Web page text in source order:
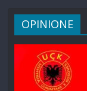
OPINIONE